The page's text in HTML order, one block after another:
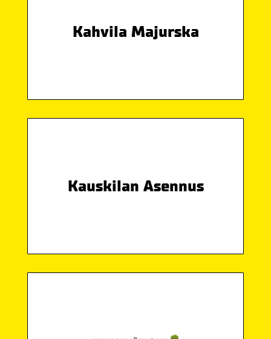
Kahvila Majurska
Kauskilan Asennus